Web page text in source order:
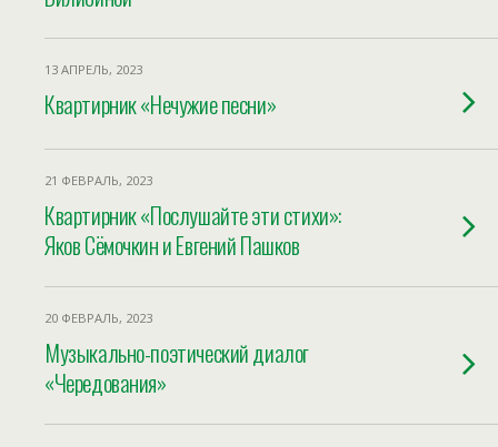
13 АПРЕЛЬ, 2023
Квартирник «Нечужие песни»
21 ФЕВРАЛЬ, 2023
Квартирник «Послушайте эти стихи»:
Яков Сёмочкин и Евгений Пашков
20 ФЕВРАЛЬ, 2023
Музыкально-поэтический диалог
«Чередования»